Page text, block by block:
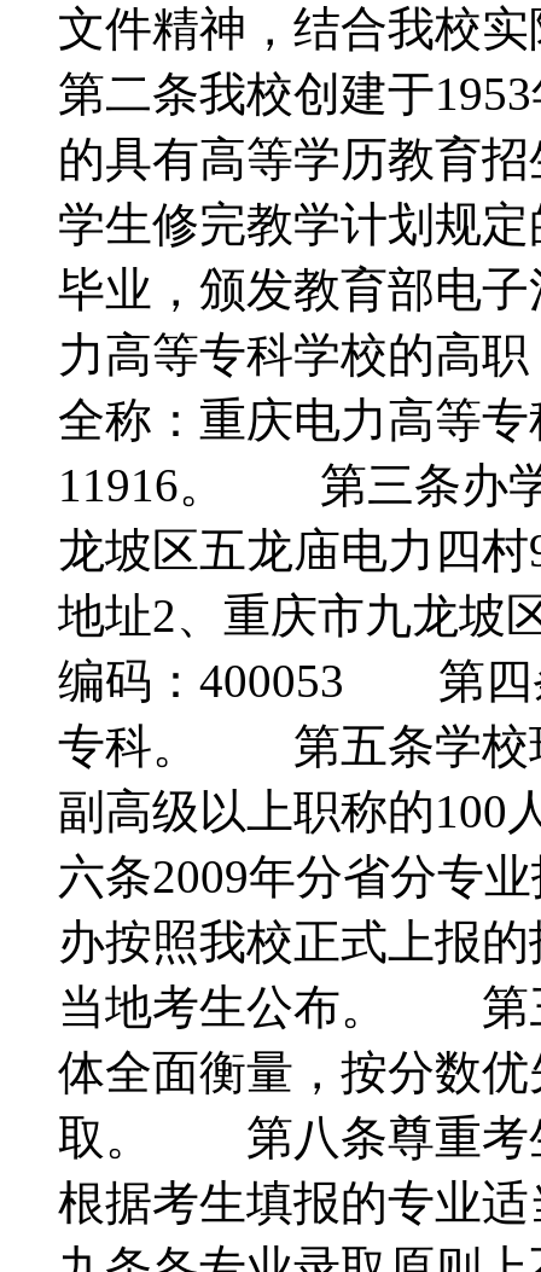
文件精神，结合我
第二条我校创建于
的具有高等学历教育
学生修完教学计划规
毕业，颁发教育部电
力高等专科学校的高
全称：重庆电力高等
11916。 第三条办
龙坡区五龙庙电力
地址2、重庆市九龙
编码：400053 第四
专科。 第五条学校
副高级以上职称的
六条2009年分省分专
办按照我校正式上报
当地考生公布。 第
体全面衡量，按分数
取。 第八条尊重考
根据考生填报的专业